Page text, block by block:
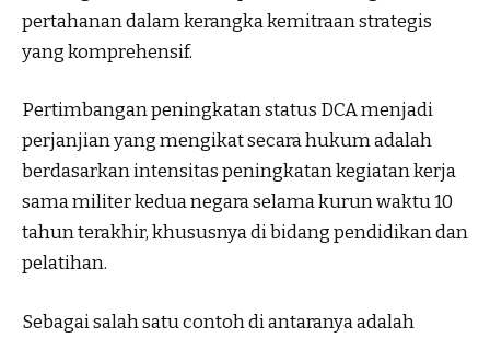
pertahanan dalam kerangka kemitraan strategis
yang komprehensif.
Pertimbangan peningkatan status DCA menjadi
perjanjian yang mengikat secara hukum adalah
berdasarkan intensitas peningkatan kegiatan kerja
sama militer kedua negara selama kurun waktu 10
tahun terakhir, khususnya di bidang pendidikan dan
pelatihan.
Sebagai salah satu contoh di antaranya adalah